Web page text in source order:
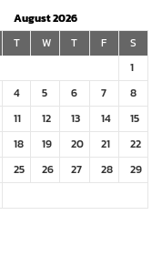
August 2026
T W T F
S
1
4 5 6 7
8
11 12 13 14
15
18 19 20 21
22
25 26 27 28
29